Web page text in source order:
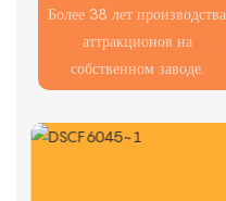
Более 38 лет производства
аттракционов на
собственном заводе.